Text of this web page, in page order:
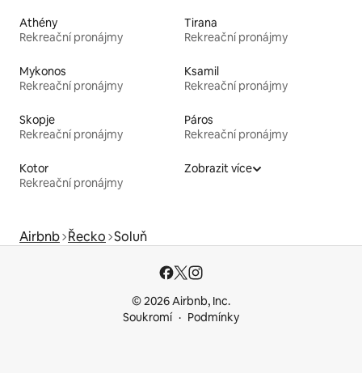
Athény
Rekreační pronájmy
Tirana
Rekreační pronájmy
Mykonos
Rekreační pronájmy
Ksamil
Rekreační pronájmy
Skopje
Rekreační pronájmy
Páros
Rekreační pronájmy
Kotor
Rekreační pronájmy
Zobrazit více
Airbnb Řecko Soluň
© 2026 Airbnb, Inc.
Soukromí
Podmínky